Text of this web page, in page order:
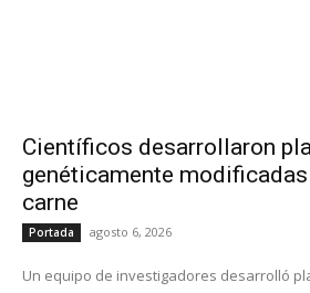
Científicos desarrollaron
genéticamente
carne
Portada agosto 6, 2026
Un equipo de investigadores desarrolló